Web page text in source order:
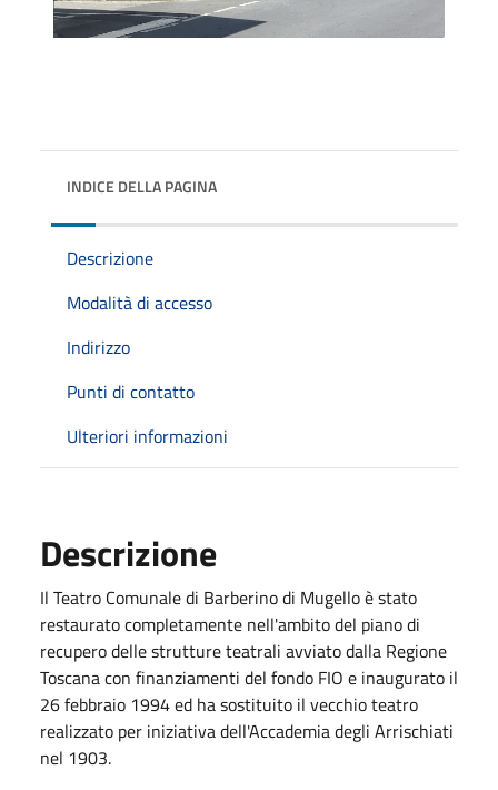
INDICE DELLA PAGINA
Descrizione
Modalità di accesso
Indirizzo
Punti di contatto
Ulteriori informazioni
Descrizione
Il Teatro Comunale di Barberino di Mugello è stato
restaurato completamente nell'ambito del piano di
recupero delle strutture teatrali avviato dalla Regione
Toscana con finanziamenti del fondo FIO e inaugurato il
26 febbraio 1994 ed ha sostituito il vecchio teatro
realizzato per iniziativa dell'Accademia degli Arrischiati
nel 1903.